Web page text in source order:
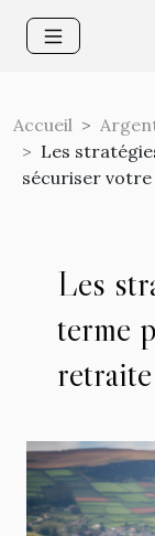
Accueil
Les
sécuriser
Les
terme